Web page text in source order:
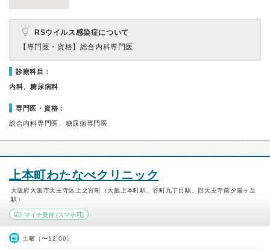
RSウイルス感染症について
【専門医・資格】 総合内科専門医
診療科目：
内科、糖尿病科
専門医・資格：
総合内科専門医、糖尿病専門医
上本町わたなべクリニック
大阪府大阪市天王寺区上之宮町（大阪上本町駅、谷町九丁目駅、四天王寺前夕陽ヶ丘
駅）
マイナ受付 (スマホ可)
土曜（〜12:00）